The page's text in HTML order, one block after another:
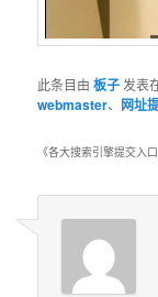
此条目由板子 发表
webmaster、 网址
《各大搜索引擎提交入